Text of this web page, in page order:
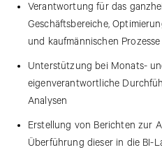
Verantwortung für das
Geschäftsbereiche,
und kaufmännischen Prozesse
Unterstützung bei Monats-
eigenverantwortliche
Analysen
Erstellung von Berichten zur
Überführung dieser in die BI-